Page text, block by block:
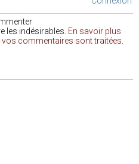
les indésirables. En savoir plus
commentaires sont traitées